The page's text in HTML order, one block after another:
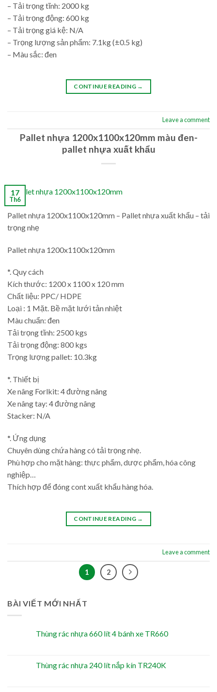
– Tải trọng tĩnh: 2000 kg
– Tải trọng động: 600 kg
– Tải trọng giá kệ: N/A
– Trọng lượng sản phẩm: 7.1kg (±0.5 kg)
– Màu sắc: đen
CONTINUE READING →
Leave a comment
Pallet nhựa 1200x1100x120mm màu đen-
pallet nhựa xuất khẩu
17
Th6
Pallet nhựa 1200x1100x120mm – Pallet nhựa xuất khẩu – tải
trọng nhẹ
Pallet nhựa 1200x1100x120mm
*. Quy cách
Kích thước: 1200 x 1100 x 120 mm
Chất liệu: PPC/ HDPE
Loại : 1 Mặt. Bề mặt lưới tản nhiệt
Màu chuẩn: đen
Tải trọng tĩnh: 2500 kgs
Tải trọng động: 800 kgs
Trọng lượng pallet: 10.3kg
*. Thiết bị
Xe nâng Forlkit: 4 đường nâng
Xe nâng tay: 4 đường nâng
Stacker: N/A
*. Ứng dụng
Chuyên dùng chứa hàng có tải trọng nhẹ.
Phù hợp cho mặt hàng: thực phẩm, dược phẩm, hóa công
nghiệp…
Thích hợp để đóng cont xuất khẩu hàng hóa.
CONTINUE READING →
Leave a comment
1 2
BÀI VIẾT MỚI NHẤT
Thùng rác nhựa 660 lít 4 bánh xe TR660
Thùng rác nhựa 240 lít nắp kín TR240K